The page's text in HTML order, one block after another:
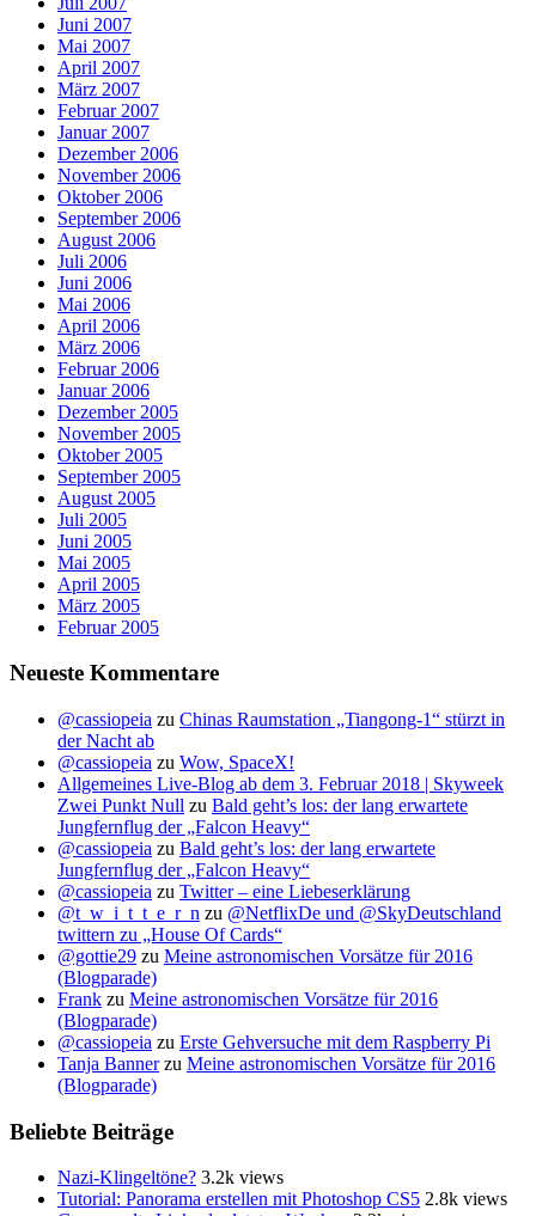
Juni 2007
Mai 2007
April 2007
März 2007
Februar 2007
Januar 2007
Dezember 2006
November 2006
Oktober 2006
September 2006
August 2006
Juli 2006
Juni 2006
Mai 2006
April 2006
März 2006
Februar 2006
Januar 2006
Dezember 2005
November 2005
Oktober 2005
September 2005
August 2005
Juli 2005
Juni 2005
Mai 2005
April 2005
März 2005
Februar 2005
Neueste Kommentare
@cassiopeia zu Chinas Raumstation „Tiangong-1“ stürzt in
der Nacht ab
@cassiopeia zu Wow, SpaceX!
Allgemeines Live-Blog ab dem 3. Februar 2018 | Skyweek
Zwei Punkt Null zu Bald geht’s los: der lang erwartete
Jungfernflug der „Falcon Heavy“
@cassiopeia zu Bald geht’s los: der lang erwartete
Jungfernflug der „Falcon Heavy“
@cassiopeia zu Twitter – eine Liebeserklärung
@t_w_i_t_t_e_r_n zu @NetflixDe und @SkyDeutschland
twittern zu „House Of Cards“
@gottie29 zu Meine astronomischen Vorsätze für 2016
(Blogparade)
Frank zu Meine astronomischen Vorsätze für 2016
(Blogparade)
@cassiopeia zu Erste Gehversuche mit dem Raspberry Pi
Tanja Bannerzu Meine astronomischen Vorsätze für 2016
(Blogparade)
Beliebte Beiträge
Nazi-Klingeltöne? 3.2k views
Tutorial: Panorama erstellen mit Photoshop CS5 2.8k views